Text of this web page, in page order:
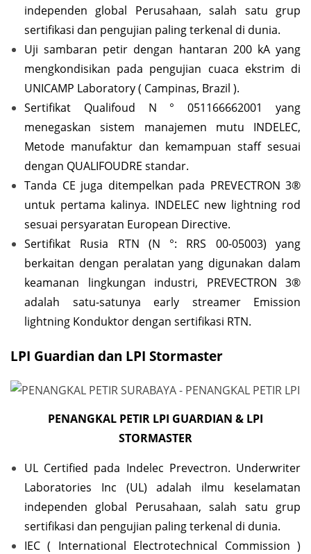
independen global Perusahaan, salah satu grup
sertifikasi dan pengujian paling terkenal di dunia.
Uji sambaran petir dengan hantaran 200 kA yang
mengkondisikan pada pengujian cuaca ekstrim di
UNICAMP Laboratory ( Campinas, Brazil ).
Sertifikat Qualifoud N ° 051166662001 yang
menegaskan sistem manajemen mutu INDELEC,
Metode manufaktur dan kemampuan staff sesuai
dengan QUALIFOUDRE standar.
Tanda CE juga ditempelkan pada PREVECTRON 3®
untuk pertama kalinya. INDELEC new lightning rod
sesuai persyaratan European Directive.
Sertifikat Rusia RTN (N °: RRS 00-05003) yang
berkaitan dengan peralatan yang digunakan dalam
keamanan lingkungan industri, PREVECTRON 3®
adalah satu-satunya early streamer Emission
lightning Konduktor dengan sertifikasi RTN.
LPI Guardian dan LPI Stormaster
PENANGKAL PETIR LPI GUARDIAN & LPI
STORMASTER
UL Certified pada Indelec Prevectron. Underwriter
Laboratories Inc (UL) adalah ilmu keselamatan
independen global Perusahaan, salah satu grup
sertifikasi dan pengujian paling terkenal di dunia.
IEC ( International Electrotechnical Commission )